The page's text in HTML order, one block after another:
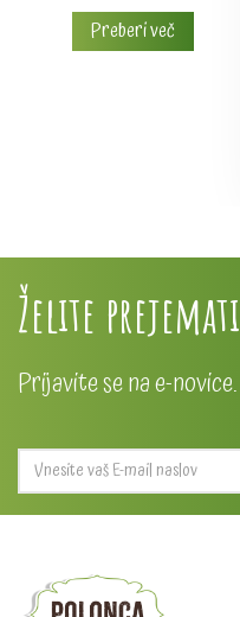
Preberi več
Želite
Prijavite se na e-novice.